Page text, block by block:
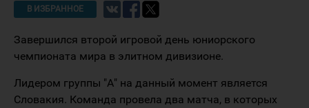
В ИЗБРАННОЕ
Завершился второй игровой день юниорского
чемпионата мира в элитном дивизионе.
Лидером группы "А" на данный момент является
Словакия. Команда провела два матча, в которых